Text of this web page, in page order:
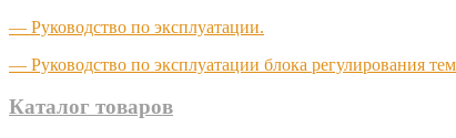
— Руководство по эксплуатации.
— Руководство по эксплуатации блока регулирования
Каталог товаров